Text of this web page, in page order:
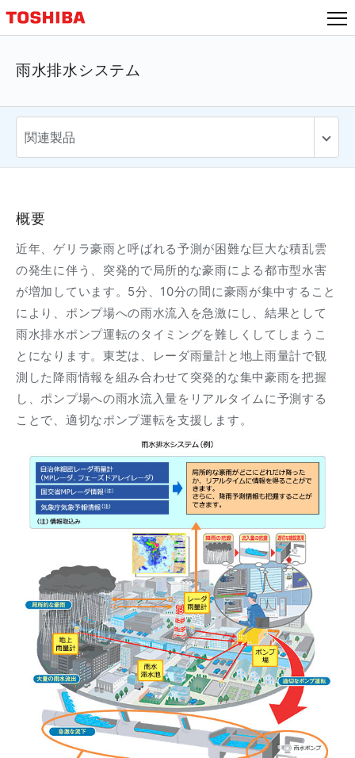
雨水排水システム
概要
近年、ゲリラ豪雨と呼ばれる予測が困難な巨大な積乱雲
の発生に伴う、突発的で局所的な豪雨による都市型水害
が増加しています。5分、10分の間に豪雨が集中すること
により、ポンプ場への雨水流入を急激にし、結果として
雨水排水ポンプ運転のタイミングを難しくしてしまうこ
とになります。東芝は、レーダ雨量計と地上雨量計で観
測した降雨情報を組み合わせて突発的な集中豪雨を把握
し、ポンプ場への雨水流入量をリアルタイムに予測する
ことで、適切なポンプ運転を支援します。